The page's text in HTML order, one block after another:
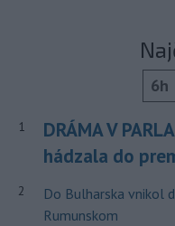
6h
1
DRÁMA V
hádzala do
2
Do Bulharska vnikol
Rumunskom